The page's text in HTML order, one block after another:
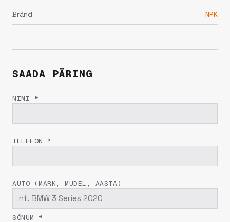
Bränd NPK
SAADA PÄRING
NIMI *
TELEFON *
AUTO (MARK, MUDEL, AASTA)
SÕNUM *